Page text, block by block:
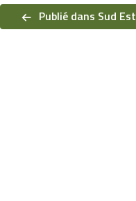
de
l’articlePublié dans Sud Est